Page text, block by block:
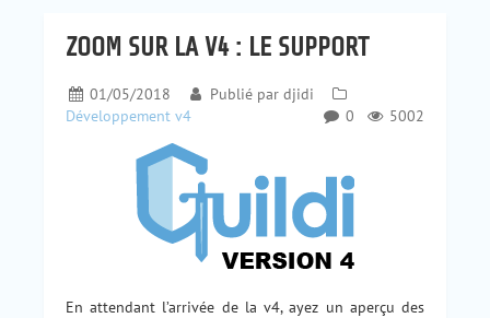
ZOOM SUR LA V4 : LE SUPPORT
01/05/2018 Publié par djidi
Développement v4
5002
0
En attendant l’arrivée de la v4, ayez un aperçu des